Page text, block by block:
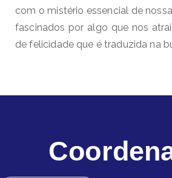
com o mistério essencial de
fascinados por algo que nos
de felicidade que é traduzida na